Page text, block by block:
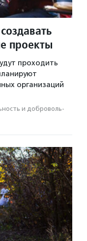
проекты
проходить
организаций
и доброволь­